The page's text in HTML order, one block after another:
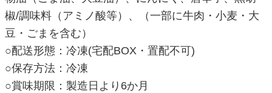
椒/調味料（アミノ酸等）、（一部に牛肉・小麦・大
豆・ごまを含む）
○配送形態：冷凍(宅配BOX・置配不可)
○保存方法：冷凍
○賞味期限：製造日より6か月